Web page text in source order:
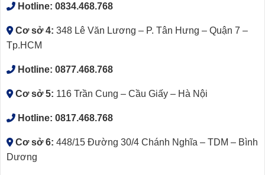
Hotline: 0834.468.768
Cơ sở 4: 348 Lê Văn Lương – P. Tân Hưng – Quận 7 –
Tp.HCM
Hotline: 0877.468.768
Cơ sở 5: 116 Trần Cung – Cầu Giấy – Hà Nội
Hotline: 0817.468.768
Cơ sở 6: 448/15 Đường 30/4 Chánh Nghĩa – TDM – Bình
Dương